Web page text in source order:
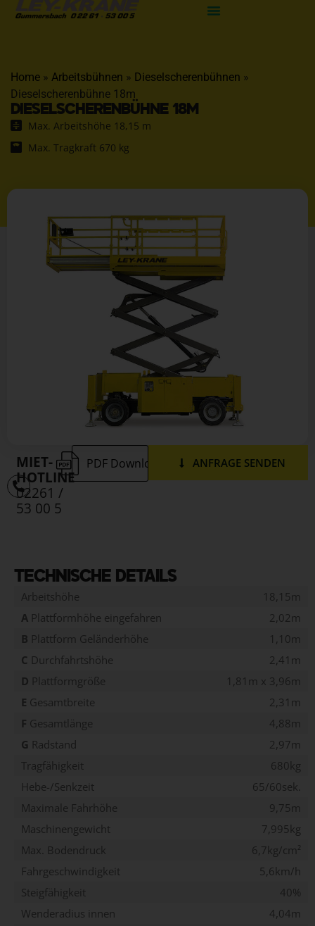
Home » Arbeitsbühnen » Dieselscherenbühnen »
Dieselscherenbühne 18m
DIESELSCHERENBÜHNE 18M
Max. Arbeitshöhe 18,15 m
Max. Tragkraft 670 kg
TECHNISCHE DETAILS
Arbeitshöhe
18,15m
A Plattformhöhe eingefahren
2,02m
B Plattform Geländerhöhe
1,10m
C Durchfahrtshöhe
2,41m
D Plattformgröße
1,81m x 3,96m
E Gesamtbreite
2,31m
F Gesamtlänge
4,88m
G Radstand
2,97m
Tragfähigkeit
680kg
Hebe-/Senkzeit
65/60sek.
Maximale Fahrhöhe
9,75m
Maschinengewicht
7,995kg
Max. Bodendruck
6,7kg/cm²
Fahrgeschwindigkeit
5,6km/h
Steigfähigkeit
40%
Wenderadius innen
4,04m
PDF Download ANFRAGE SENDEN
MIET-
HOTLINE
02261 /
53 00 5